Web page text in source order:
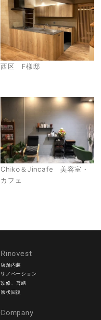
西区 F様邸
Chiko＆Jincafe 美容室・
カフェ
Rinovest
店舗内装
リノベーション
改修、営繕
原状回復
Company